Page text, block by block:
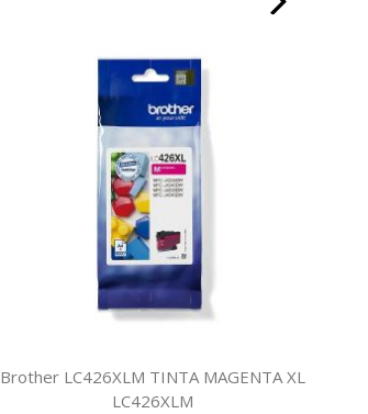
Brother LC426XLM TINTA MAGENTA XL
LC426XLM